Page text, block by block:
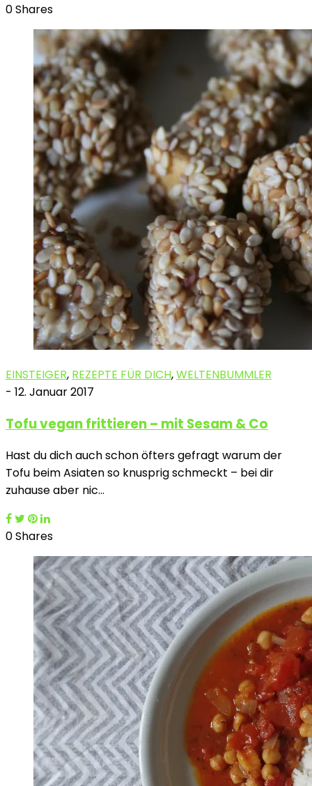
0 Shares
EINSTEIGER, REZEPTE FÜR DICH,WELTENBUMMLER
- 12. Januar 2017
Tofu vegan frittieren – mit Sesam & Co
Hast du dich auch schon öfters gefragt warum der
Tofu beim Asiaten so knusprig schmeckt – bei dir
zuhause aber nic…
0 Shares